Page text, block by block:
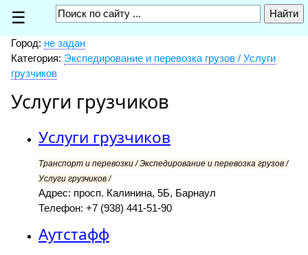
☰
Город: не задан
Категория: Экспедирование и перевозка грузов / Услуги
грузчиков
Услуги грузчиков
Услуги грузчиков
Транспорт и перевозки / Экспедирование и перевозка грузов /
Услуги грузчиков /
Адрес: просп. Калинина, 5Б, Барнаул
Телефон: +7 (938) 441-51-90
Аутстафф